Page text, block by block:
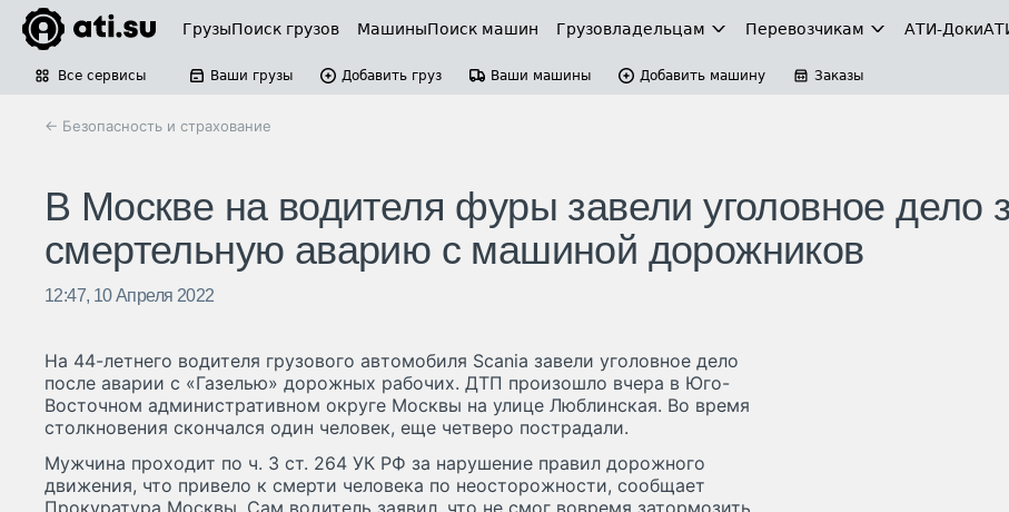
ГрузыПоиск грузов МашиныПоиск машин Грузовладельцам Перевозчикам АТИ-Доки
Все сервисы Ваши грузы Добавить груз Ваши машины Добавить машину Заказы
← Безопасность и страхование
В Москве на водителя фуры завели уголовное дело
смертельную аварию с машиной дорожников
12:47, 10 Апреля 2022
На 44-летнего водителя грузового автомобиля Scania завели уголовное дело
после аварии с «Газелью» дорожных рабочих. ДТП произошло вчера в Юго-
Восточном административном округе Москвы на улице Люблинская. Во время
столкновения скончался один человек, еще четверо пострадали.
Мужчина проходит по ч. 3 ст. 264 УК РФ за нарушение правил дорожного
движения, что привело к смерти человека по неосторожности, сообщает